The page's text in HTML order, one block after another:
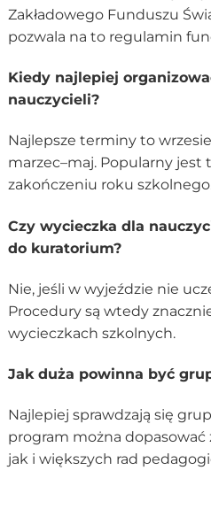
Zakładowego Funduszu
pozwala na to regulamin
Kiedy najlepiej
nauczycieli?
Najlepsze terminy to
marzec–maj. Popularny jest
zakończeniu roku
Czy wycieczka dla
do kuratorium?
Nie, jeśli w wyjeździe nie
Procedury są wtedy
wycieczkach szkolnych.
Jak duża powinna być
Najlepiej sprawdzają się
program można
jak i większych rad